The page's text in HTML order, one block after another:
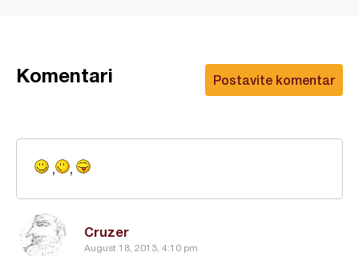
Postavite komentar
Komentari
Cruzer
August 18, 2013, 4:10 pm
, ,